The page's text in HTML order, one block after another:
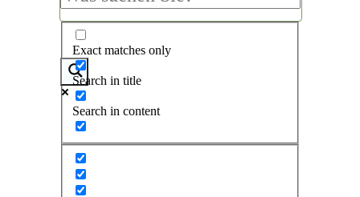
Exact matches only
Search in title
Search in content